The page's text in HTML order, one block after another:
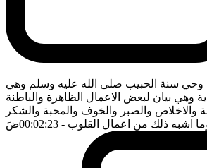
وحي سنة الحبيب صلى الله عليه وسلم وهي
وهي بيان لبعض الاعمال الظاهرة والباطنة
والاخلاص والصبر والخوف والمحبة والشكر
اشبه ذلك من اعمال القلوب - 00:02:23 ضَ